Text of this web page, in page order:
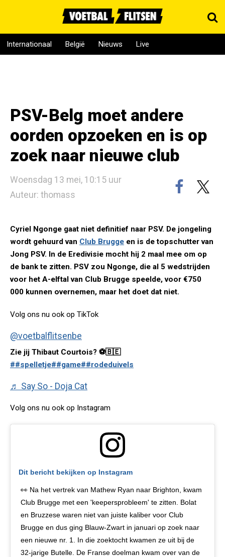
Internationaal België Nieuws Live
PSV-Belg moet andere
oorden opzoeken en is op
zoek naar nieuwe club
Woensdag 13 mei, 10:15 uur
Auteur: thomass
Cyriel Ngonge gaat niet definitief naar PSV. De jongeling
wordt gehuurd van Club Brugge en is de topschutter van
Jong PSV. In de Eredivisie mocht hij 2 maal mee om op
de bank te zitten. PSV zou Ngonge, die al 5 wedstrijden
voor het A-elftal van Club Brugge speelde, voor €750
000 kunnen overnemen, maar het doet dat niet.
Volg ons nu ook op TikTok
@voetbalflitsenbe
Zie jij Thibaut Courtois? ⚽️🇧🇪
##spelletje##game##rodeduivels
♬ Say So - Doja Cat
Volg ons nu ook op Instagram
Dit bericht bekijken op Instagram
👀 Na het vertrek van Mathew Ryan naar Brighton, kwam
Club Brugge met een 'keepersprobleem' te zitten. Bolat
en Bruzzese waren niet van juiste kaliber voor Club
Brugge en dus ging Blauw-Zwart in januari op zoek naar
een nieuwe nr. 1. In die zoektocht kwamen ze uit bij de
32-jarige Butelle. De Franse doelman kwam over van de